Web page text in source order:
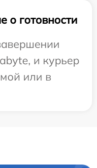
о готовности
и курьер
или в